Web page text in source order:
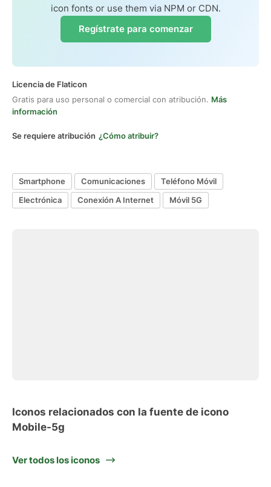
icon fonts or use them via NPM or CDN.
Regístrate para comenzar
Licencia de Flaticon
Gratis para uso personal o comercial con atribución. Más
información
Se requiere atribución ¿Cómo atribuir?
Smartphone Comunicaciones
Teléfono Móvil
Electrónica
Conexión A Internet Móvil 5G
Iconos relacionados con la fuente de icono
Mobile-5g
Ver todos los iconos